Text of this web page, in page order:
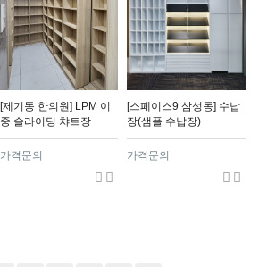
[제기동 한의원] LPM 이
중 슬라이딩 챠트장
가격문의
[스페이스9 삼성동] 수납
장(샘플 수납장)
가격문의